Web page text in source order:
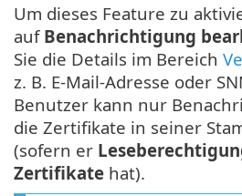
Um dieses Feature zu
auf Benachrichtigung
Sie die Details im Bereich
z. B. E-Mail-Adresse oder
Benutzer kann nur
die Zertifikate in seiner
(sofern er
Zertifikate hat).